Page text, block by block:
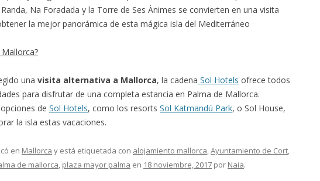
Na Foradada y la Torre de Ses Ànimes se convierten en una visita
la mejor panorámica de esta mágica isla del Mediterráneo
una visita alternativa a Mallorca, la cadena Sol Hotels ofrece todos
para disfrutar de una completa estancia en Palma de Mallorca.
de Sol Hotels, como los resorts Sol Katmandú Park, o Sol House,
la isla estas vacaciones.
en Mallorca y está etiquetada con alojamiento mallorca,Ayuntamiento de Cort,
de mallorca, plaza mayor palma en 18 noviembre, 2017 por Naia.